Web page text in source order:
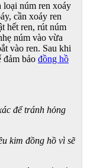
loại núm ren xoáy
cần xoáy ren
hết ren, rút núm
núm vào vừa
vào ren. Sau khi
đảm bảo đồng hồ
để tránh hỏng
kim đồng hồ vì sẽ